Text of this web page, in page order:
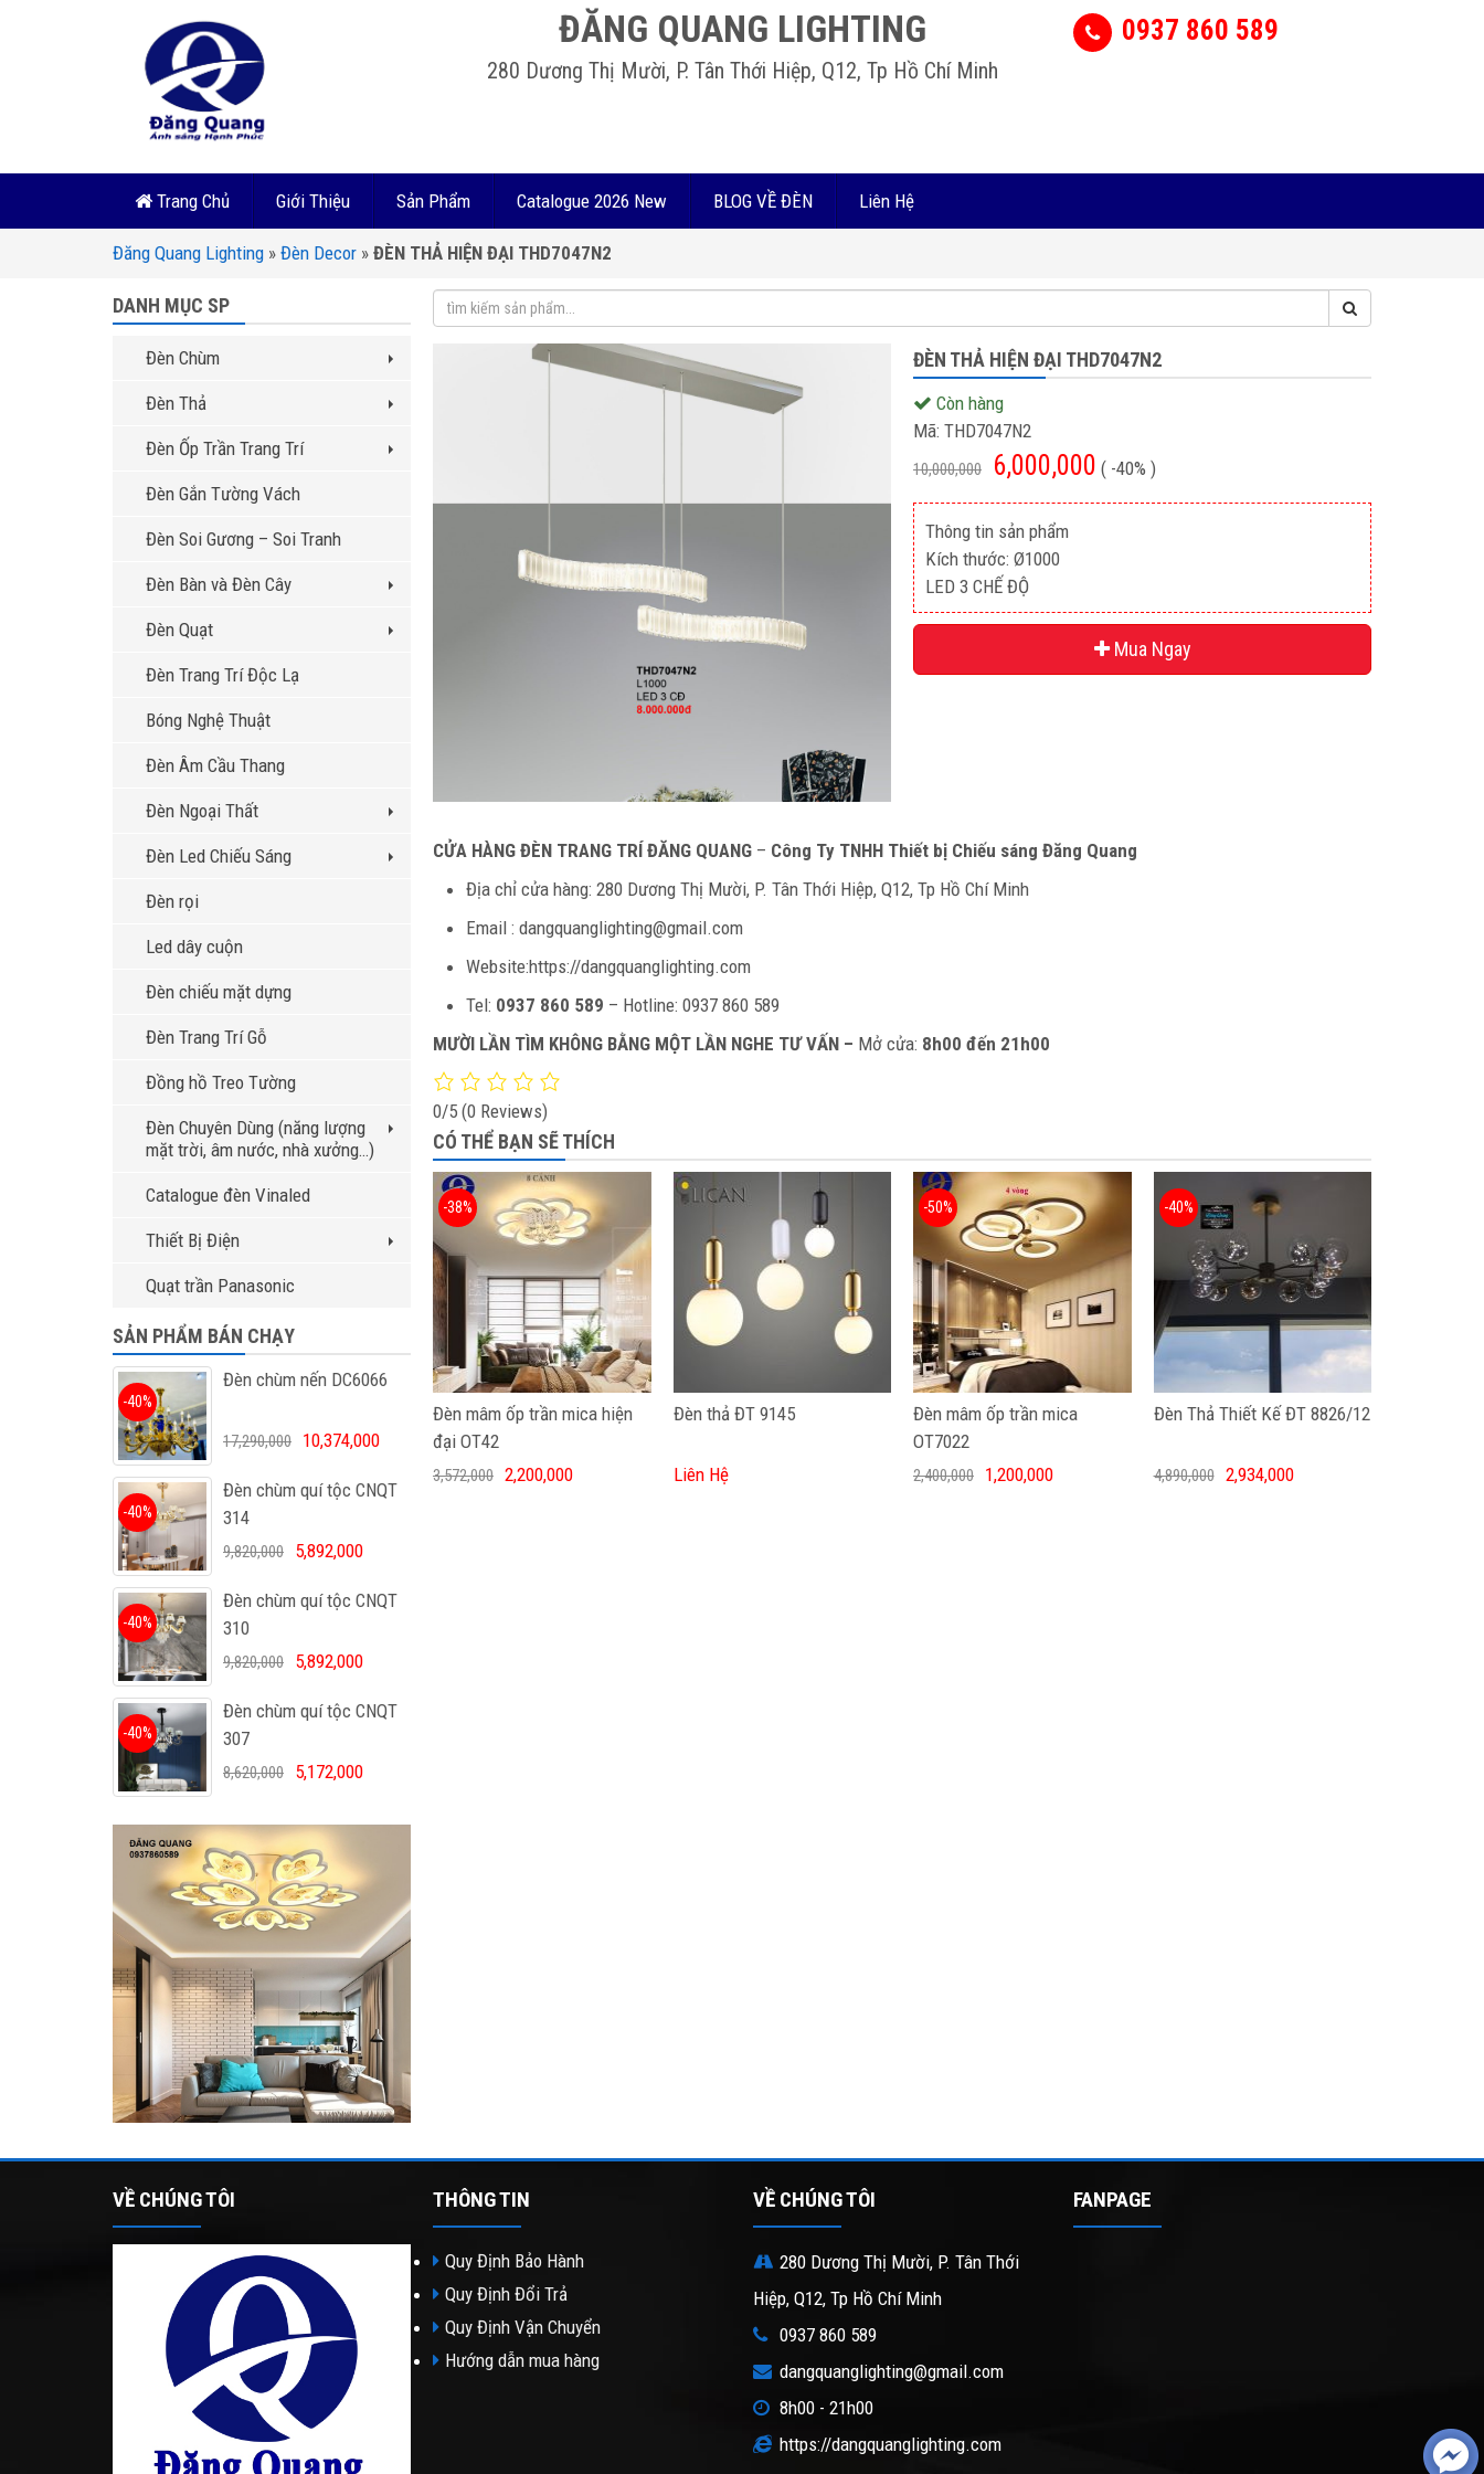
ĐĂNG QUANG LIGHTING
280 Dương Thị Mười, P. Tân Thới Hiệp, Q12, Tp Hồ Chí Minh
0937 860 589
Trang Chủ Giới Thiệu Sản Phẩm Catalogue 2026 New BLOG VỀ ĐÈN Liên Hệ
Đăng Quang Lighting » Đèn Decor » ĐÈN THẢ HIỆN ĐẠI THD7047N2
ĐÈN THẢ HIỆN ĐẠI THD7047N2
Còn hàng
Mã: THD7047N2
10,000,000 6,000,000 ( -40% )
Thông tin sản phẩm
Kích thước: Ø1000
LED 3 CHẾ ĐỘ
Mua Ngay
CỬA HÀNG ĐÈN TRANG TRÍ ĐĂNG QUANG – Công Ty TNHH Thiết bị Chiếu sáng Đăng Quang
Địa chỉ cửa hàng: 280 Dương Thị Mười, P. Tân Thới Hiệp, Q12, Tp Hồ Chí Minh
Email : dangquanglighting@gmail.com
Website:https://dangquanglighting.com
Tel: 0937 860 589 – Hotline: 0937 860 589
MƯỜI LẦN TÌM KHÔNG BẰNG MỘT LẦN NGHE TƯ VẤN – Mở cửa: 8h00 đến 21h00
0/5 (0 Reviews)
CÓ THỂ BẠN SẼ THÍCH
Đèn mâm ốp trần mica hiện
đại OT42
-38%
3,572,000 2,200,000
Đèn thả ĐT 9145
Liên Hệ
Đèn mâm ốp trần mica
OT7022
-50%
2,400,000 1,200,000
Đèn Thả Thiết Kế ĐT 8826/12
-40%
4,890,000 2,934,000
DANH MỤC SP
Đèn Chùm
Đèn Thả
Đèn Ốp Trần Trang Trí
Đèn Gắn Tường Vách
Đèn Soi Gương – Soi Tranh
Đèn Bàn và Đèn Cây
Đèn Quạt
Đèn Trang Trí Độc Lạ
Bóng Nghệ Thuật
Đèn Âm Cầu Thang
Đèn Ngoại Thất
Đèn Led Chiếu Sáng
Đèn rọi
Led dây cuộn
Đèn chiếu mặt dựng
Đèn Trang Trí Gỗ
Đồng hồ Treo Tường
Đèn Chuyên Dùng (năng lượng
mặt trời, âm nước, nhà xưởng…)
Catalogue đèn Vinaled
Thiết Bị Điện
Quạt trần Panasonic
SẢN PHẨM BÁN CHẠY
Đèn chùm nến DC6066
-40%
17,290,000 10,374,000
Đèn chùm quí tộc CNQT
314
-40%
9,820,000 5,892,000
Đèn chùm quí tộc CNQT
310
-40%
9,820,000 5,892,000
Đèn chùm quí tộc CNQT
307
-40%
8,620,000 5,172,000
VỀ CHÚNG TÔI THÔNG TIN
Quy Định Bảo Hành
Quy Định Đổi Trả
Quy Định Vận Chuyển
Hướng dẫn mua hàng
VỀ CHÚNG TÔI
280 Dương Thị Mười, P. Tân Thới
Hiệp, Q12, Tp Hồ Chí Minh
0937 860 589
dangquanglighting@gmail.com
8h00 - 21h00
https://dangquanglighting.com
FANPAGE